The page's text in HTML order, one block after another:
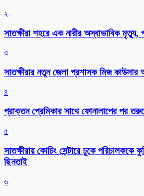
২
সাতক্ষীরা শহরে এক নারীর অস্বাভাবিক মৃত্যু,
৩
সাতক্ষীরার নতুন জেলা প্রশাসক মিজ
৪
প্রাক্তন প্রেমিকার সাথে ফোনালাপের পর
৫
সাতক্ষীরায় কোচিং সেন্টারে ঢুকে পরিচালককে
ছিনতাই
৬